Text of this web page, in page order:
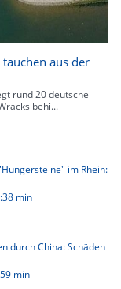
aus der
rund 20 deutsche
behi...
im Rhein:
min
durch China: Schäden
min